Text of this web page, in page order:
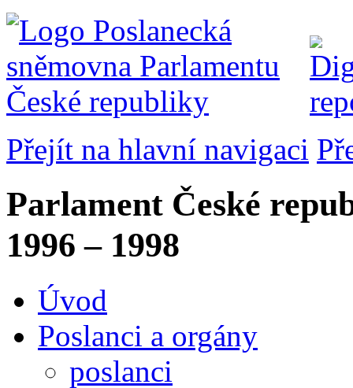
Přejít na hlavní navigaci
Parlament České
1996 – 1998
Úvod
Poslanci a orgány
poslanci